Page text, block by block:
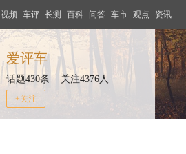
视频 车评 长测 百科 问答 车市 观点 资讯
爱评车
话题430条 关注4376人
+关注